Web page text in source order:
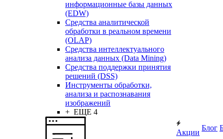
информационные базы данных
(EDW)
Средства аналитической
обработки в реальном времени
(OLAP)
Средства интеллектуального
анализа данных (Data Mining)
Средства поддержки принятия
решений (DSS)
Инструменты обработки,
анализа и распознавания
изображений
+ ЕЩЕ 4
Акции
Блог